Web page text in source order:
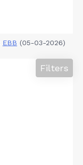
EBB (05-03-2026)
Filters